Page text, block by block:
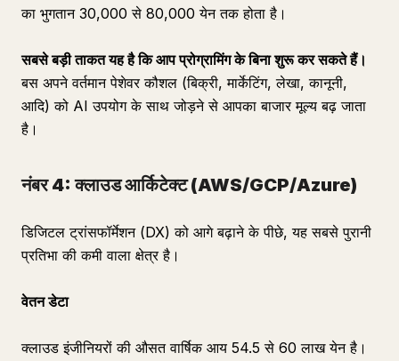
का भुगतान 30,000 से 80,000 येन तक होता है।
सबसे बड़ी ताकत यह है कि आप प्रोग्रामिंग के बिना शुरू कर सकते हैं।
बस अपने वर्तमान पेशेवर कौशल (बिक्री, मार्केटिंग, लेखा, कानूनी,
आदि) को AI उपयोग के साथ जोड़ने से आपका बाजार मूल्य बढ़ जाता
है।
नंबर 4: क्लाउड आर्किटेक्ट (AWS/GCP/Azure)
डिजिटल ट्रांसफॉर्मेशन (DX) को आगे बढ़ाने के पीछे, यह सबसे पुरानी
प्रतिभा की कमी वाला क्षेत्र है।
वेतन डेटा
क्लाउड इंजीनियरों की औसत वार्षिक आय 54.5 से 60 लाख येन है।